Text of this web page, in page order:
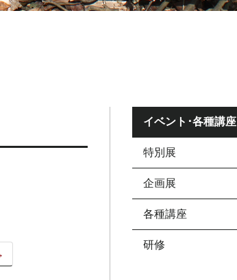
イベント･各種講座
特別展
企画展
各種講座
研修